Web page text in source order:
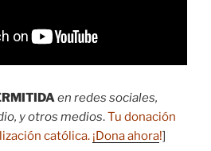
en redes sociales,
y otros medios.Tu donación
católica. ¡Dona ahora!]